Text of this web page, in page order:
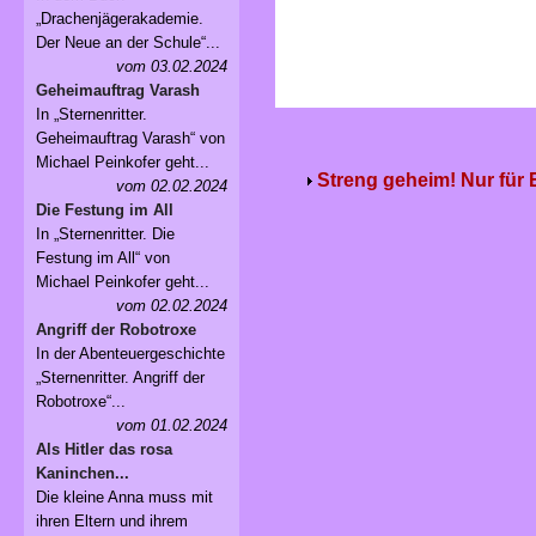
Streng geheim! Nur für
„Drachenjägerakademie.
Der Neue an der Schule“...
vom 03.02.2024
Geheimauftrag Varash
In „Sternenritter.
Geheimauftrag Varash“ von
Michael Peinkofer geht...
vom 02.02.2024
Die Festung im All
In „Sternenritter. Die
Festung im All“ von
Michael Peinkofer geht...
vom 02.02.2024
Angriff der Robotroxe
In der Abenteuergeschichte
„Sternenritter. Angriff der
Robotroxe“...
vom 01.02.2024
Als Hitler das rosa
Kaninchen...
Die kleine Anna muss mit
ihren Eltern und ihrem